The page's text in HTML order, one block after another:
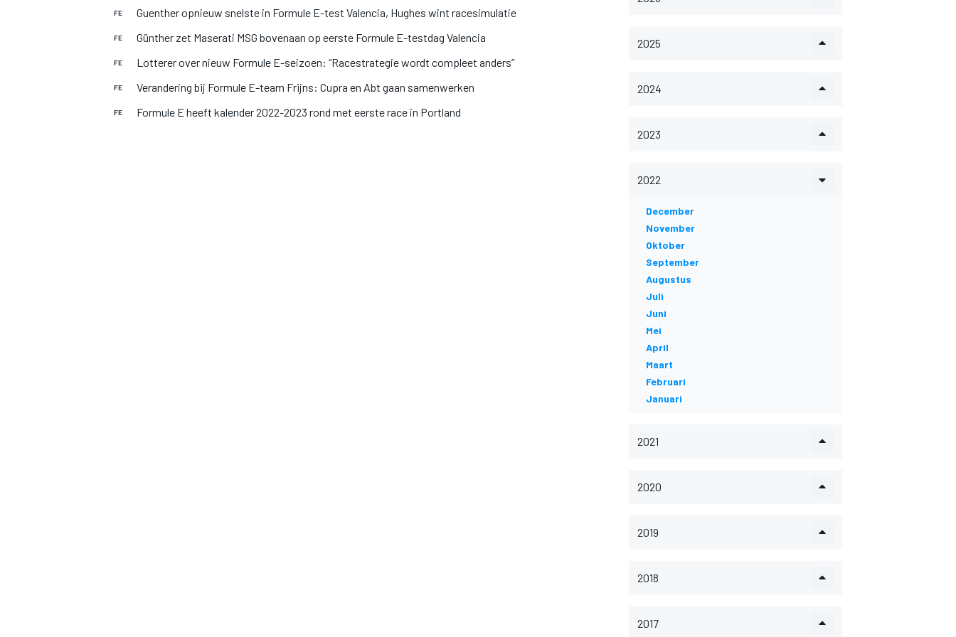
FE Guenther opnieuw snelste in Formule E-test Valencia, Hughes wint racesimulatie
FE Günther zet Maserati MSG bovenaan op eerste Formule E-testdag Valencia
FE Lotterer over nieuw Formule E-seizoen: “Racestrategie wordt compleet anders”
FE Verandering bij Formule E-team Frijns: Cupra en Abt gaan samenwerken
FE Formule E heeft kalender 2022-2023 rond met eerste race in Portland
2025
2024
2023
2022
December
November
Oktober
September
Augustus
Juli
Juni
Mei
April
Maart
Februari
Januari
2021
2020
2019
2018
2017